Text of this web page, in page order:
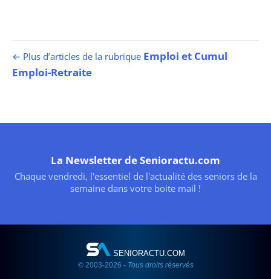
← Plus d’articles de la rubrique Emploi et Cumul
Emploi-Retraite
La Newsletter de Senioractu.com
Chaque vendredi, l'essentiel de l'actualité des seniors de la
semaine dans votre boite mail !
SENIORACTU.COM
© 2003-2026 - Tous droits réservés